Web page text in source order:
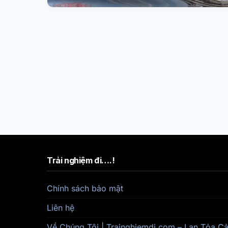
Trải nghiệm đi….!
Chính sách bảo mật
Liên hệ